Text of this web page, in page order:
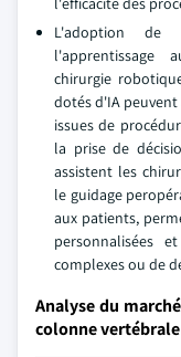
L'adoption de
l'apprentissage
chirurgie
dotés d'IA
issues de
la prise de
assistent les
le guidage
aux patients,
personnalisées
complexes ou de
Analyse du
colonne vertébrale